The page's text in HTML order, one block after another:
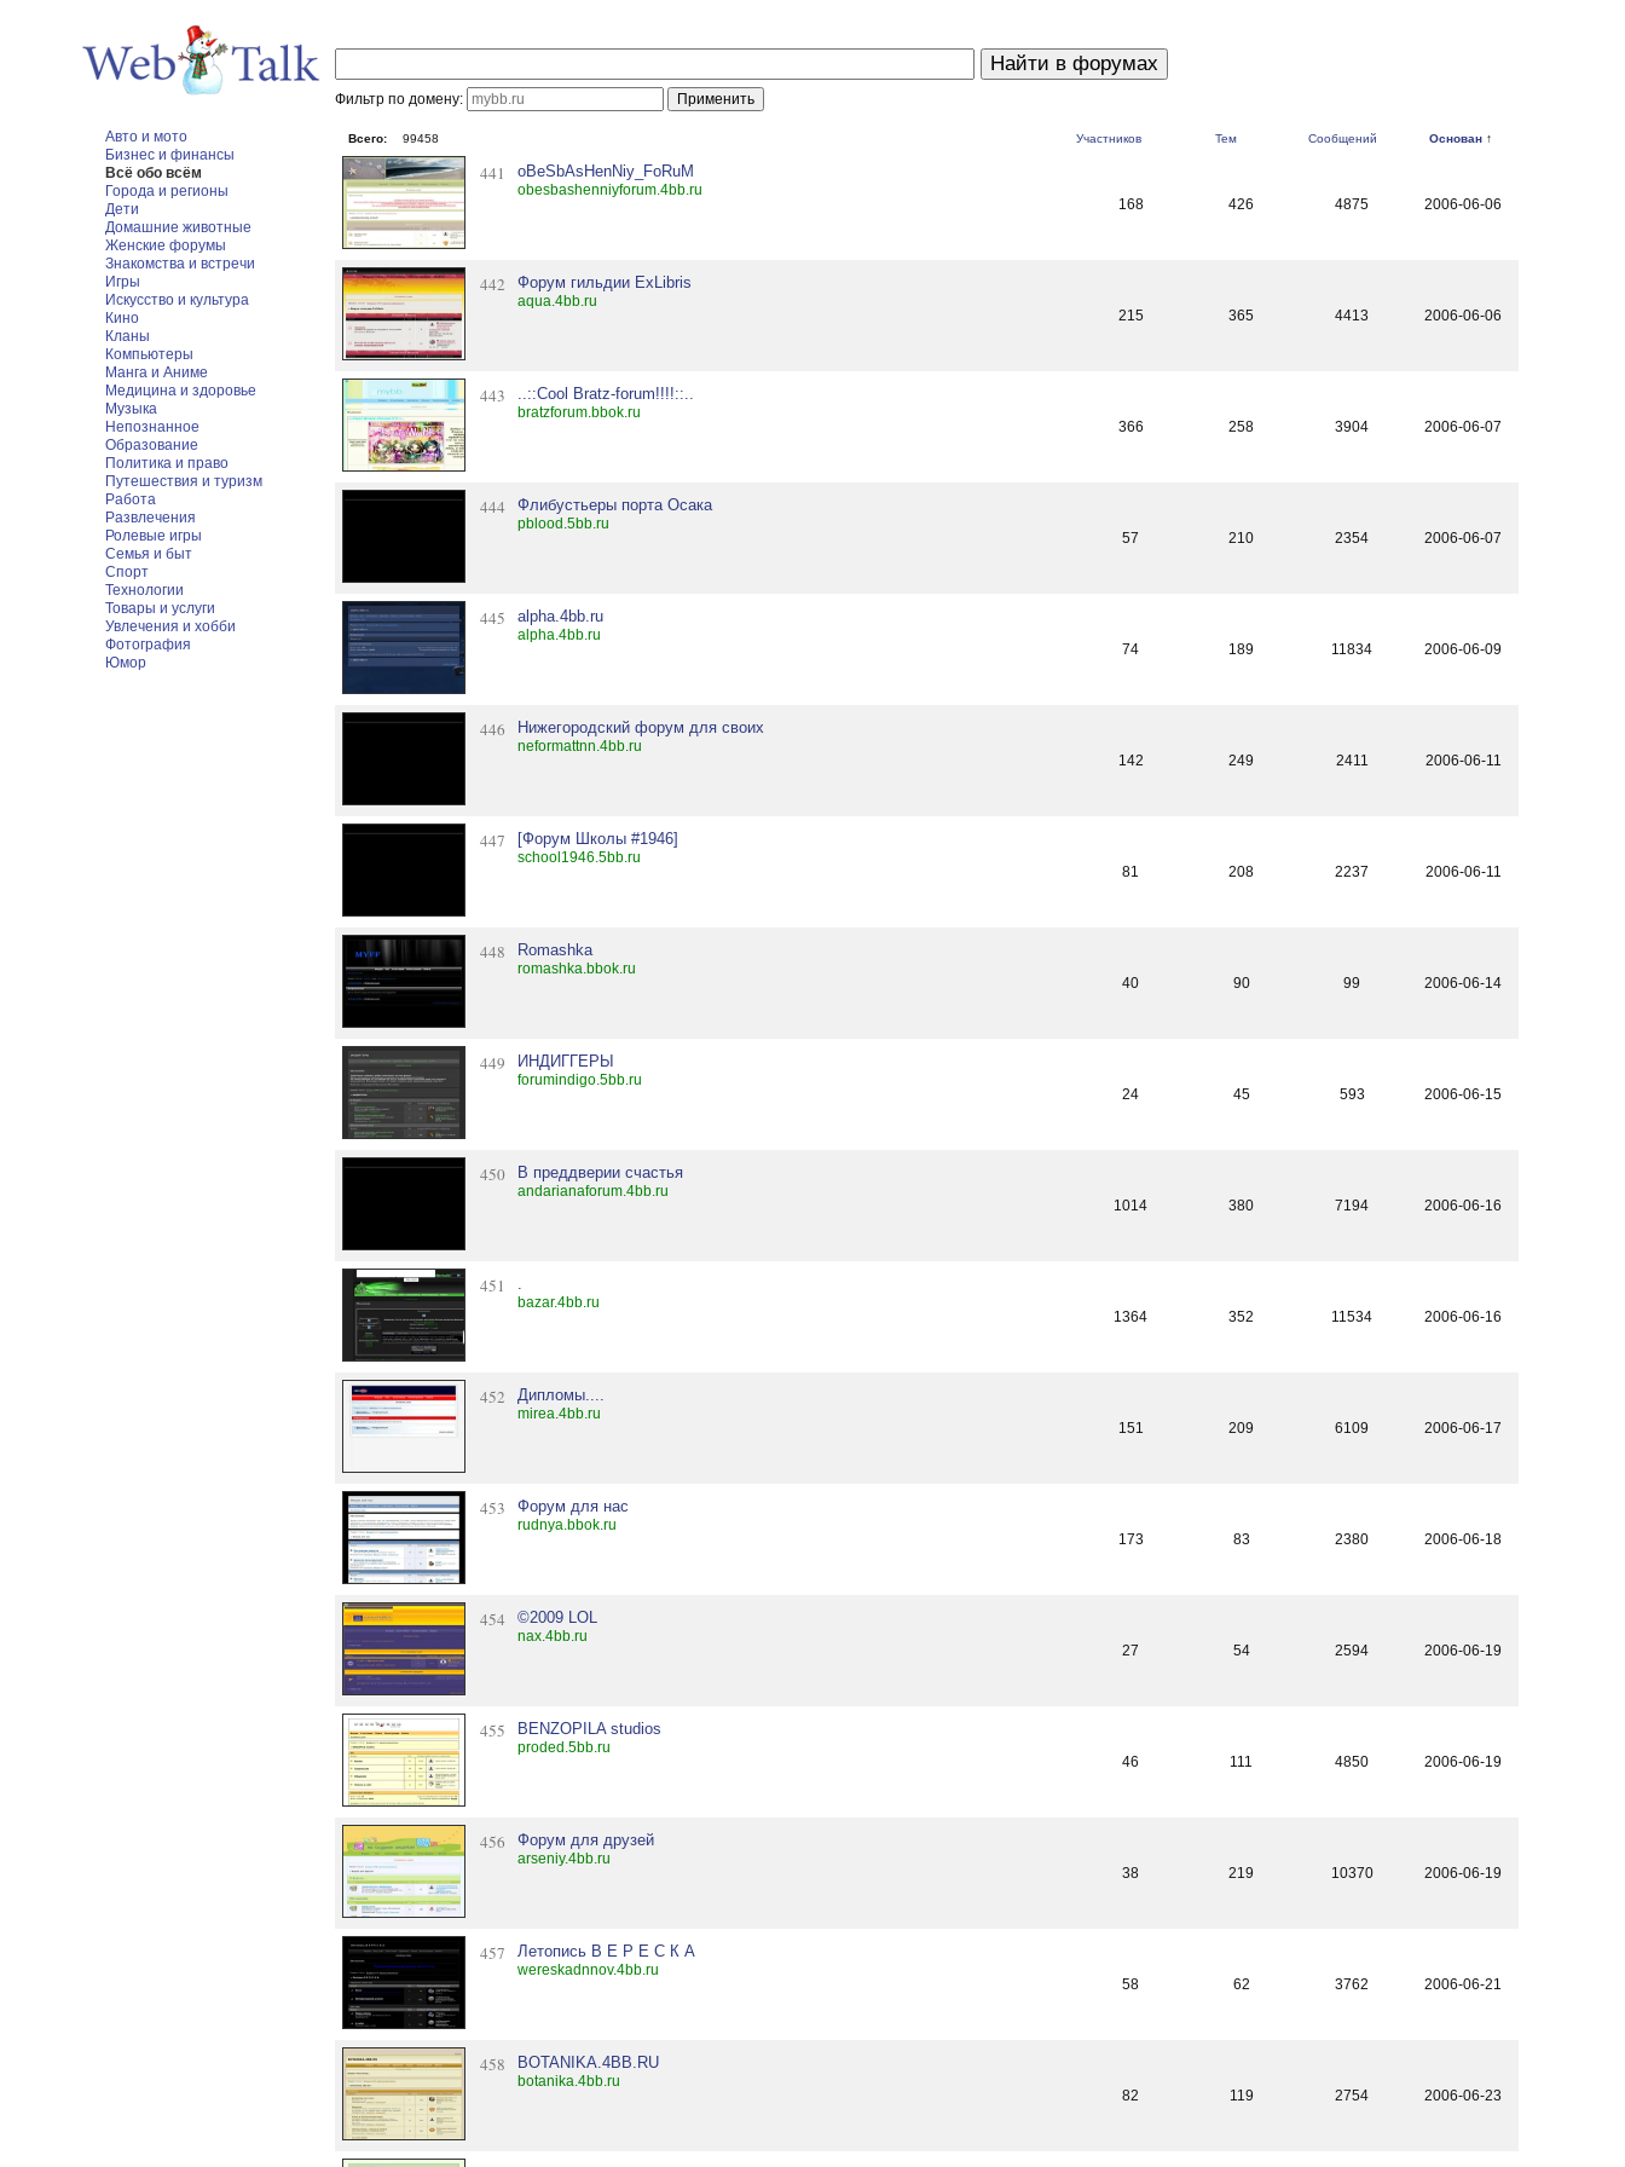
Фильтр по домену:
Авто и мото
Бизнес и финансы
Всё обо всём
Города и регионы
Дети
Домашние животные
Женские форумы
Знакомства и встречи
Игры
Искусство и культура
Кино
Кланы
Компьютеры
Манга и Аниме
Медицина и здоровье
Музыка
Непознанное
Образование
Политика и право
Путешествия и туризм
Работа
Развлечения
Ролевые игры
Семья и быт
Спорт
Технологии
Товары и услуги
Увлечения и хобби
Фотография
Юмор
Всего: 99458 Участников Тем Сообщений Основан↑
441 oBeSbAsHenNiy_FoRuM
obesbashenniyforum.4bb.ru
168
426 4875 2006-06-06
442 Форум гильдии ExLibris
aqua.4bb.ru
215
365 4413 2006-06-06
443 ..::Cool Bratz-forum!!!!::..
bratzforum.bbok.ru
366
258 3904 2006-06-07
444 Флибустьеры порта Осака
pblood.5bb.ru
57
210 2354 2006-06-07
445 alpha.4bb.ru
alpha.4bb.ru
74
189 11834 2006-06-09
446 Нижегородский форум для своих
neformattnn.4bb.ru
142
249 2411 2006-06-11
447 [Форум Школы #1946]
school1946.5bb.ru
81
208 2237 2006-06-11
448 Romashka
romashka.bbok.ru
40
90 99 2006-06-14
449 ИНДИГГЕРЫ
forumindigo.5bb.ru
24
45 593 2006-06-15
450 В преддверии счастья
andarianaforum.4bb.ru
1014
380 7194 2006-06-16
451 .
bazar.4bb.ru
1364
352 11534 2006-06-16
452 Дипломы....
mirea.4bb.ru
151
209 6109 2006-06-17
453 Форум для нас
rudnya.bbok.ru
173
83 2380 2006-06-18
454 ©2009 LOL
nax.4bb.ru
27
54 2594 2006-06-19
455 BENZOPILA studios
proded.5bb.ru
46
111 4850 2006-06-19
456 Форум для друзей
arseniy.4bb.ru
38
219 10370 2006-06-19
457 Летопись В Е Р Е С К А
wereskadnnov.4bb.ru
58
62 3762 2006-06-21
458 BOTANIKA.4BB.RU
botanika.4bb.ru
82
119 2754 2006-06-23